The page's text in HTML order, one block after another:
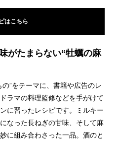
はこちら
がたまらない“牡蠣の麻
”をテーマに、書籍や広告のレ
ラマの料理監修などを手がけて
に習ったレシピです。ミルキー
なった長ねぎの甘味、そして麻
に組み合わさった一品。酒のと